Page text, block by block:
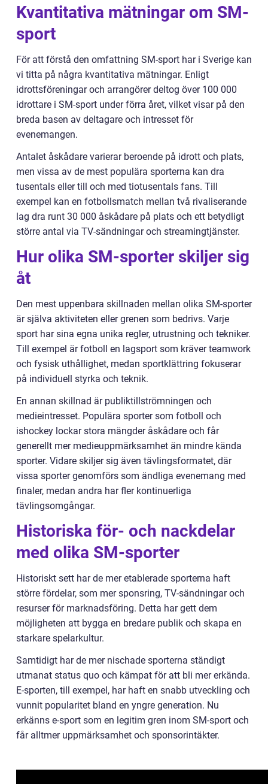
Kvantitativa mätningar om SM-
sport
För att förstå den omfattning SM-sport har i Sverige kan
vi titta på några kvantitativa mätningar. Enligt
idrottsföreningar och arrangörer deltog över 100 000
idrottare i SM-sport under förra året, vilket visar på den
breda basen av deltagare och intresset för
evenemangen.
Antalet åskådare varierar beroende på idrott och plats,
men vissa av de mest populära sporterna kan dra
tusentals eller till och med tiotusentals fans. Till
exempel kan en fotbollsmatch mellan två rivaliserande
lag dra runt 30 000 åskådare på plats och ett betydligt
större antal via TV-sändningar och streamingtjänster.
Hur olika SM-sporter skiljer sig
åt
Den mest uppenbara skillnaden mellan olika SM-sporter
är själva aktiviteten eller grenen som bedrivs. Varje
sport har sina egna unika regler, utrustning och tekniker.
Till exempel är fotboll en lagsport som kräver teamwork
och fysisk uthållighet, medan sportklättring fokuserar
på individuell styrka och teknik.
En annan skillnad är publiktillströmningen och
medieintresset. Populära sporter som fotboll och
ishockey lockar stora mängder åskådare och får
generellt mer medieuppmärksamhet än mindre kända
sporter. Vidare skiljer sig även tävlingsformatet, där
vissa sporter genomförs som ändliga evenemang med
finaler, medan andra har fler kontinuerliga
tävlingsomgångar.
Historiska för- och nackdelar
med olika SM-sporter
Historiskt sett har de mer etablerade sporterna haft
större fördelar, som mer sponsring, TV-sändningar och
resurser för marknadsföring. Detta har gett dem
möjligheten att bygga en bredare publik och skapa en
starkare spelarkultur.
Samtidigt har de mer nischade sporterna ständigt
utmanat status quo och kämpat för att bli mer erkända.
E-sporten, till exempel, har haft en snabb utveckling och
vunnit popularitet bland en yngre generation. Nu
erkänns e-sport som en legitim gren inom SM-sport och
får alltmer uppmärksamhet och sponsorintäkter.